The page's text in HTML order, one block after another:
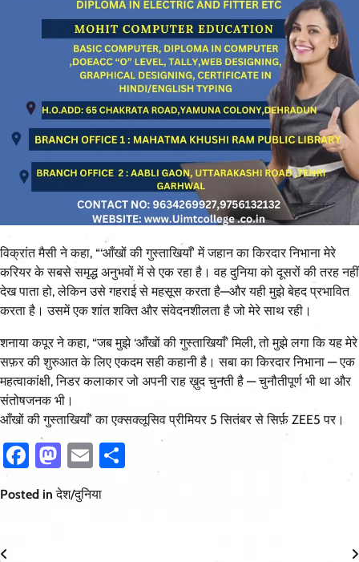
विक्रांत मैसी ने कहा, “‘आँखों की गुस्ताखियाँ’ में जहान का किरदार निभाना मेरे
करियर के सबसे समृद्ध अनुभवों में से एक रहा है। वह दुनिया को दूसरों की तरह नहीं
देख पाता हो, लेकिन उसे गहराई से महसूस करता है—और यही मुझे बेहद प्रभावित
करता है। उसमें एक शांत शक्ति और संवेदनशीलता है जो मेरे साथ रही।
शनाया कपूर ने कहा, “जब मुझे ‘आँखों की गुस्ताखियाँ’ मिली, तो मुझे लगा कि यह मेरे
सफ़र की शुरुआत के लिए एकदम सही कहानी है। सबा का किरदार निभाना — एक
महत्वाकांक्षी, निडर कलाकार जो अपनी राह ख़ुद चुनती है — चुनौतीपूर्ण भी था और
संतोषजनक भी।
आँखों की गुस्ताखियाँ’ का एक्सक्लूसिव प्रीमियर 5 सितंबर से सिर्फ़ ZEE5 पर।
Facebook
Mastodon
Email
Posted inदेश/दुनिया